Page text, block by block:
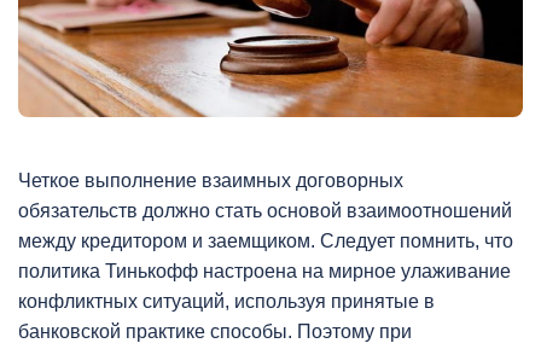
Четкое выполнение взаимных договорных
обязательств должно стать основой взаимоотношений
между кредитором и заемщиком. Следует помнить, что
политика Тинькофф настроена на мирное улаживание
конфликтных ситуаций, используя принятые в
банковской практике способы. Поэтому при